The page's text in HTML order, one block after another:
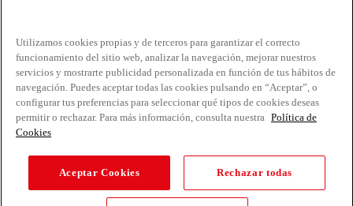
Utilizamos cookies propias y de terceros para garantizar el correcto
funcionamiento del sitio web, analizar la navegación, mejorar nuestros
servicios y mostrarte publicidad personalizada en función de tus hábitos de
navegación. Puedes aceptar todas las cookies pulsando en “Aceptar”, o
configurar tus preferencias para seleccionar qué tipos de cookies deseas
permitir o rechazar. Para más información, consulta nuestra Política de
Cookies
Aceptar Cookies Rechazar todas